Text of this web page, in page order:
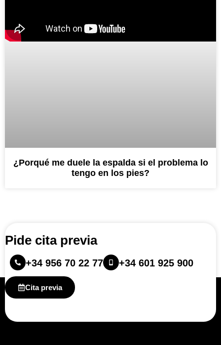
¿Porqué me duele la espalda si el problema lo
tengo en los pies?
Pide cita previa
+34 956 70 22 77 +34 601 925 900
Cita previa